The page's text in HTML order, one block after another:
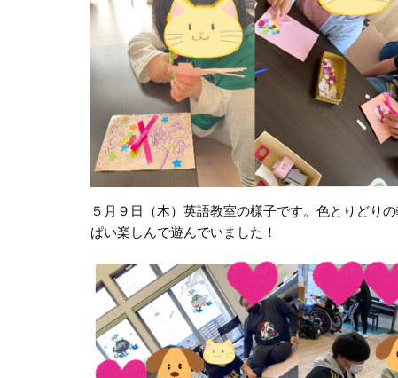
５月９日（木）英語教室の様子です。色とりどり
ぱい楽しんで遊んでいました！